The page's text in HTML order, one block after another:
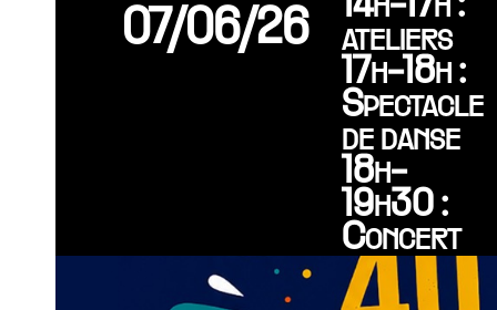
07/06/26
ateliers
17h-18h :
Spectacle
de danse
18h-
19h30 :
Concert